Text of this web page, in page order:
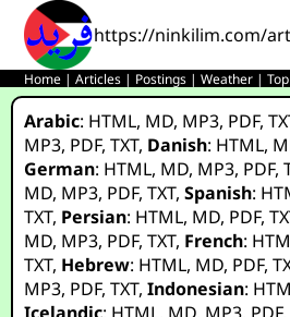
https://ninkilim.com/
Home |Articles | Postings |Weather |Top
Arabic: HTML, MD, MP3, PDF,
MP3, PDF,TXT, Danish: HTML,
German: HTML, MD, MP3, PDF,
MD, MP3, PDF,TXT,Spanish:
TXT, Persian: HTML, MD, PDF,
MD, MP3, PDF,TXT, French:
TXT, Hebrew: HTML, MD, PDF,
MP3, PDF,TXT,Indonesian: